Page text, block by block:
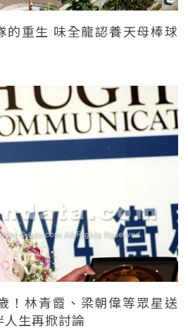
的重生 味全龍認養天母棒球
！林青霞、梁朝偉等眾星送
生再掀討論